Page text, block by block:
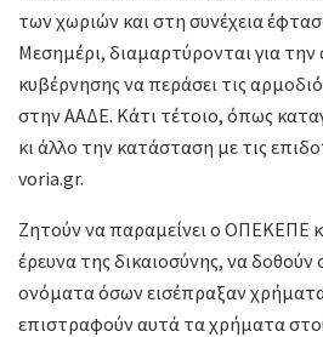
των χωριών και στη συνέχεια
Μεσημέρι, διαμαρτύρονται για
κυβέρνησης να περάσει τις
στην ΑΑΔΕ. Κάτι τέτοιο, όπως
κι άλλο την κατάσταση με τις
voria.gr.
Ζητούν να παραμείνει ο ΟΠΕΚΕΠΕ
έρευνα της δικαιοσύνης, να
ονόματα όσων εισέπραξαν
επιστραφούν αυτά τα χρήματα